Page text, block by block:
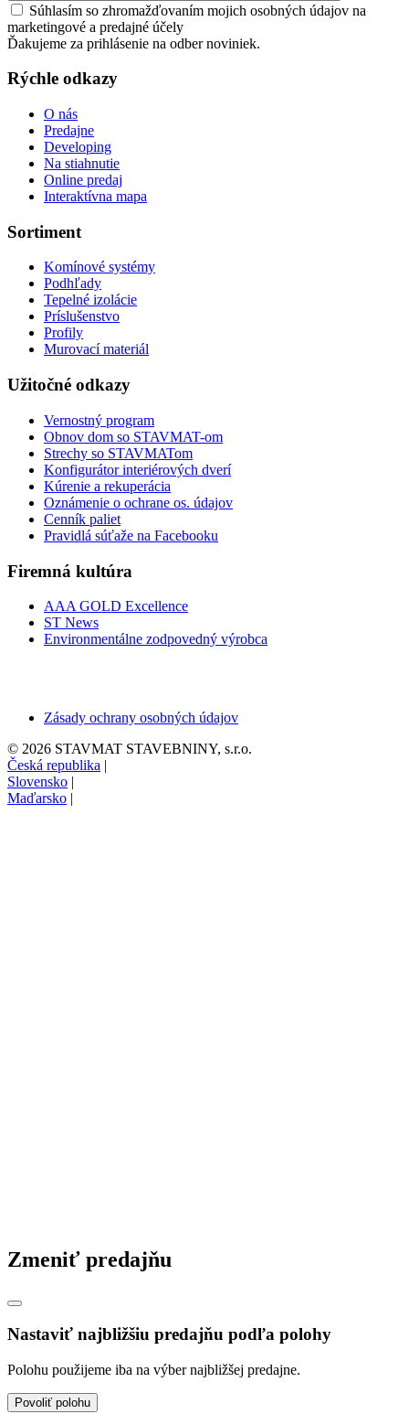
Súhlasím so zhromažďovaním mojich osobných údajov na
marketingové a predajné účely
Ďakujeme za prihlásenie na odber noviniek.
Rýchle odkazy
O nás
Predajne
Developing
Na stiahnutie
Online predaj
Interaktívna mapa
Sortiment
Komínové systémy
Podhľady
Tepelné izolácie
Príslušenstvo
Profily
Murovací materiál
Užitočné odkazy
Vernostný program
Obnov dom so STAVMAT-om
Strechy so STAVMATom
Konfigurátor interiérových dverí
Kúrenie a rekuperácia
Oznámenie o ochrane os. údajov
Cenník paliet
Pravidlá súťaže na Facebooku
Firemná kultúra
AAA GOLD Excellence
ST News
Environmentálne zodpovedný výrobca
Zásady ochrany osobných údajov
© 2026 STAVMAT STAVEBNINY, s.r.o.
Česká republika |
Slovensko |
Maďarsko |
Zmeniť predajňu
Nastaviť najbližšiu predajňu podľa polohy
Polohu použijeme iba na výber najbližšej predajne.
Povoliť polohu